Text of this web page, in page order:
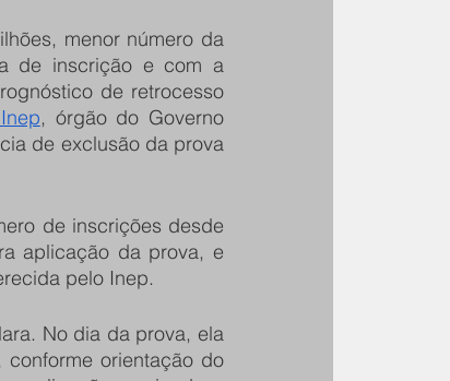
menor número da
de inscrição e com a
de retrocesso
, órgão do Governo
de exclusão da prova
de inscrições desde
aplicação da prova, e
pelo Inep.
No dia da prova, ela
orientação do